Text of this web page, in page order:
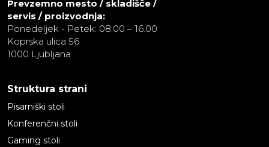
Prevzemno mesto / skladišče /
servis / proizvodnja:
Ponedeljek - Petek: 08.00 – 16.00
Koprska ulica 56
1000 Ljubljana
Struktura strani
Pisarniški stoli
Konferenčni stoli
Gaming stoli